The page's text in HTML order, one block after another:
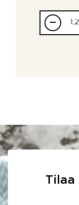
–
Tilaa